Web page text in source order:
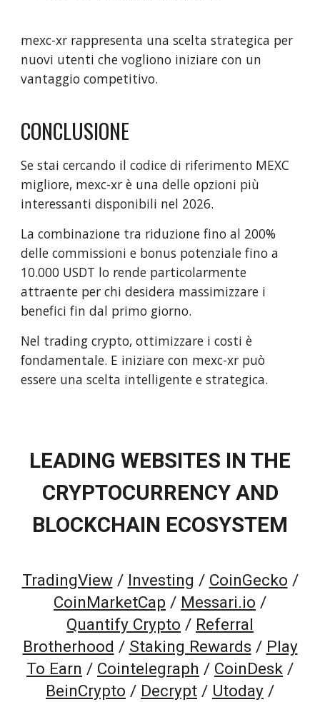
mexc-xr rappresenta una scelta strategica per
nuovi utenti che vogliono iniziare con un
vantaggio competitivo.
CONCLUSIONE
Se stai cercando il codice di riferimento MEXC
migliore, mexc-xr è una delle opzioni più
interessanti disponibili nel 2026.
La combinazione tra riduzione fino al 200%
delle commissioni e bonus potenziale fino a
10.000 USDT lo rende particolarmente
attraente per chi desidera massimizzare i
benefici fin dal primo giorno.
Nel trading crypto, ottimizzare i costi è
fondamentale. E iniziare con mexc-xr può
essere una scelta intelligente e strategica.
LEADING WEBSITES IN THE
CRYPTOCURRENCY AND
BLOCKCHAIN ECOSYSTEM
TradingView/ Investing / CoinGecko /
CoinMarketCap / Messari.io /
Quantify Crypto / Referral
Brotherhood / Staking Rewards / Play
To Earn / Cointelegraph / CoinDesk /
BeinCrypto / Decrypt / Utoday /